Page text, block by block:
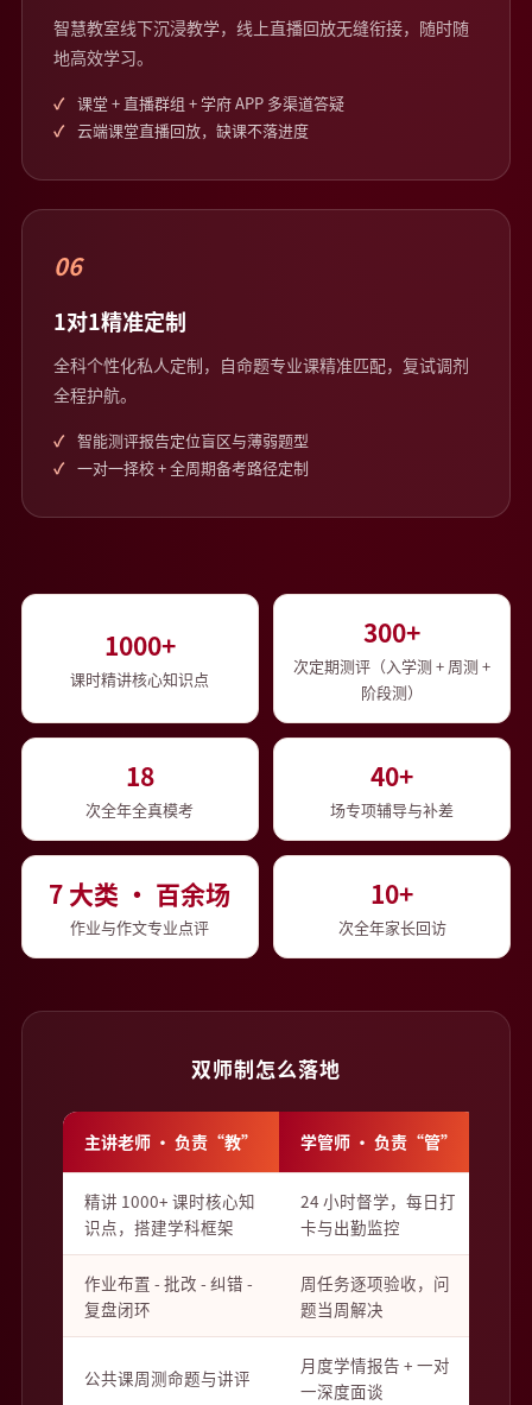
智慧教室线下沉浸教学，线上直播回放无缝衔接，随时随
地高效学习。
课堂 + 直播群组 + 学府 APP 多渠道答疑
云端课堂直播回放，缺课不落进度
06
1对1精准定制
全科个性化私人定制，自命题专业课精准匹配，复试调剂
全程护航。
智能测评报告定位盲区与薄弱题型
一对一择校 + 全周期备考路径定制
1000+
课时精讲核心知识点
300+
次定期测评（入学测 + 周测 +
阶段测）
18
次全年全真模考
40+
场专项辅导与补差
7 大类 · 百余场
作业与作文专业点评
10+
次全年家长回访
双师制怎么落地
主讲老师 · 负责“教” 学管师 · 负责“管”
精讲 1000+ 课时核心知
识点，搭建学科框架
24 小时督学，每日打
卡与出勤监控
作业布置 - 批改 - 纠错 -
复盘闭环
周任务逐项验收，问
题当周解决
公共课周测命题与讲评
月度学情报告 + 一对
一深度面谈